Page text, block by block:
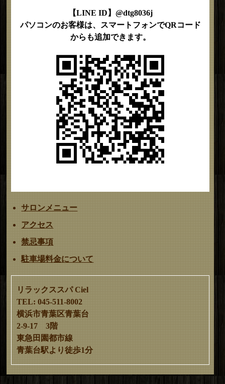
【LINE ID】@dtg8036j
パソコンのお客様は、スマートフォンでQRコード
からも追加できます。
サロンメニュー
アクセス
禁忌事項
駐車場料金について
リラックススパ Ciel
TEL: 045-511-8002
横浜市青葉区青葉台
2-9-17 3階
東急田園都市線
青葉台駅より徒歩1分